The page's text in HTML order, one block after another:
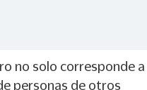
no solo corresponde a
personas de otros